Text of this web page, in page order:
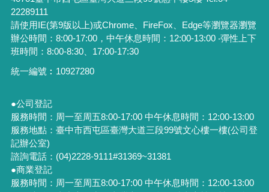
22289111
請使用IE(第9版以上)或Chrome、FireFox、Edge等瀏覽器瀏覽
辦公時間：8:00-17:00，中午休息時間：12:00-13:00 ‧彈性上下
班時間：8:00-8:30、17:00-17:30
統一編號︰ 10927280
●公司登記
服務時間：周一至周五8:00-17:00 中午休息時間：12:00-13:00
服務地點：臺中市西屯區臺灣大道三段99號文心樓一樓(公司登
記辦公室)
諮詢電話：(04)2228-9111#31369~31381
●商業登記
服務時間：周一至周五8:00-17:00 中午休息時間：12:00-13:00